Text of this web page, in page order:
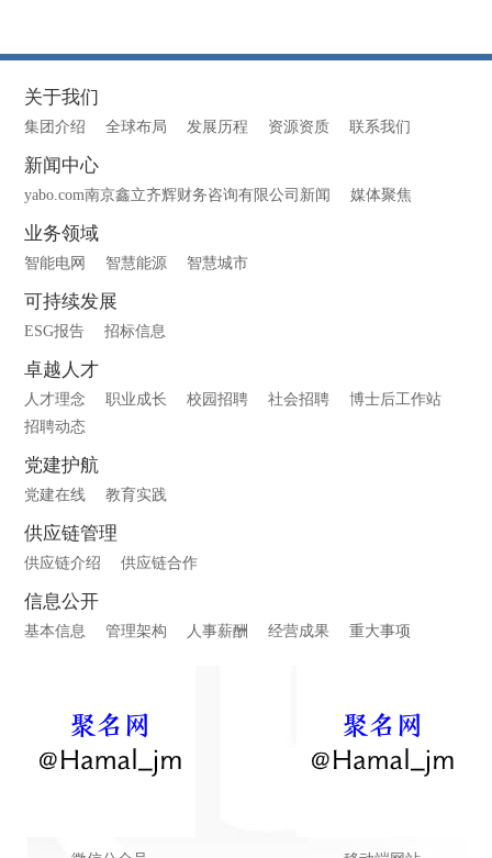
关于我们
集团介绍 全球布局 发展历程 资源资质 联系我们
新闻中心
yabo.com南京鑫立齐辉财务咨询有限公司新闻 媒体聚焦
业务领域
智能电网 智慧能源 智慧城市
可持续发展
ESG报告 招标信息
卓越人才
人才理念 职业成长 校园招聘 社会招聘
博士后工作站
招聘动态
党建护航
党建在线 教育实践
供应链管理
供应链介绍 供应链合作
信息公开
基本信息 管理架构 人事薪酬 经营成果 重大事项